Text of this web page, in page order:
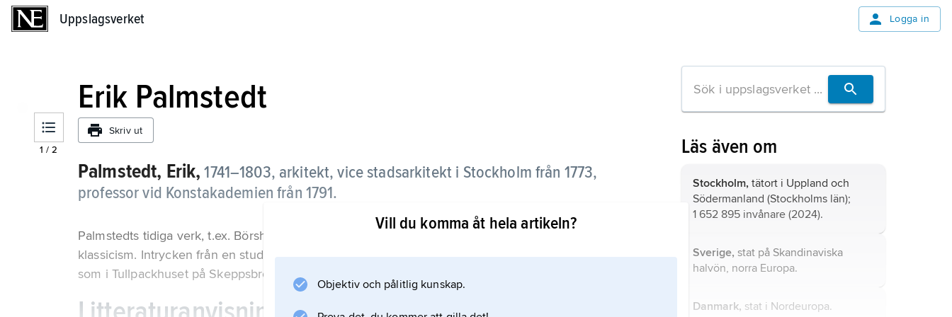
Uppslagsverket Logga in
1 /2
Erik Palmstedt
Skriv ut
Palmstedt, Erik, 1741–1803, arkitekt, vice stadsarkitekt i Stockholm från 1773,
professor vid Konstakademien från 1791.
Palmstedts tidiga verk, t.ex. Börshuset (1773–78) i Stockholm, var starkt påverkade av fransk
klassicism. Intrycken från en studieresa till Italien omsattes senare i en strängare klassicism,
som i Tullpackhuset på Skeppsbron (1783–90).
Vill du komma åt hela artikeln?
Objektiv och pålitlig kunskap.
Läs även om
Stockholm, tätort i Uppland och
Södermanland (Stockholms län);
1 652 895 invånare (2024).
Sverige, stat på Skandinaviska
halvön, norra Europa.
Danmark, stat i Nordeuropa.